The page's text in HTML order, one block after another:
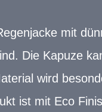
mit
Die Kapuze
wird
ist mit Eco